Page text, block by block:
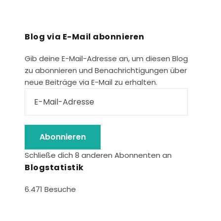
Blog via E-Mail abonnieren
Gib deine E-Mail-Adresse an, um diesen Blog
zu abonnieren und Benachrichtigungen über
neue Beiträge via E-Mail zu erhalten.
Abonnieren
Schließe dich 8 anderen Abonnenten an
Blogstatistik
6.471 Besuche